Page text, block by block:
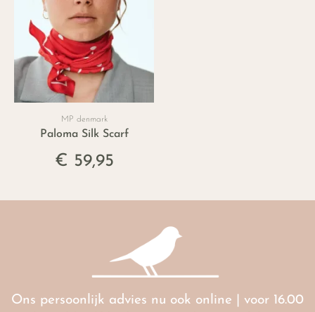
MP denmark
Paloma Silk Scarf
€ 59,95
Ons persoonlijk advies nu ook online | voor 16.00